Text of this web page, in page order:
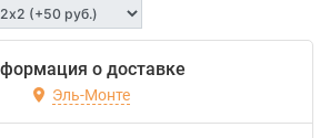
о доставке
Эль-Монте